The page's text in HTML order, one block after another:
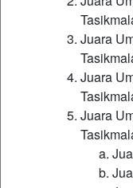
Juara
Juara
Juara